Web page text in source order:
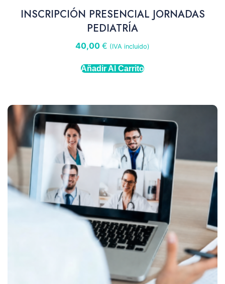
INSCRIPCIÓN PRESENCIAL JORNADAS
PEDIATRÍA
40,00 € (IVA incluido)
Añadir Al Carrito